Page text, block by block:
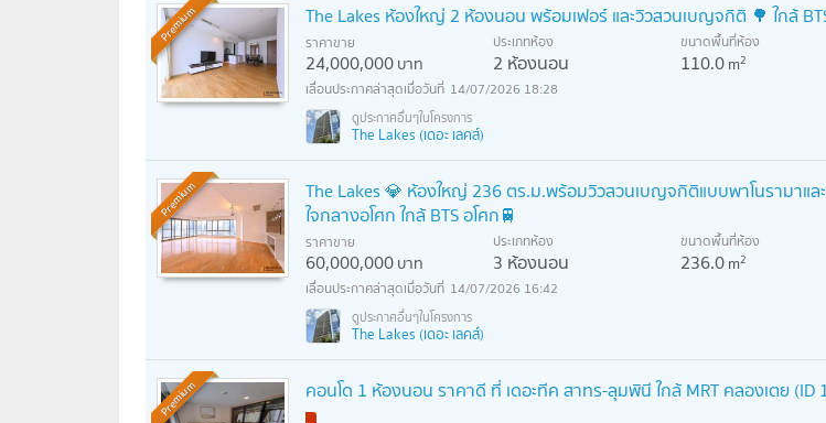
Premium The Lakes ห้องใหญ่ 2 ห้องนอน พร้อมเฟอร์ และวิวสวนเบญจกิติ 🌳 ใกล้
ราคาขาย
24,000,000บาท
ประเภทห้อง
2 ห้องนอน
ขนาดพื้นที่ห้อง
110.0m2
14/07/2026 18:28
The Lakes (เดอะ เลคส์)
Premium
The Lakes 💎 ห้องใหญ่ 236 ตร.ม.พร้อมวิวสวนเบญจกิติแบบพาโนรามาแล
ใจกลางอโศก ใกล้ BTS อโศก🚆
ราคาขาย
60,000,000บาท
ประเภทห้อง
3 ห้องนอน
ขนาดพื้นที่ห้อง
236.0m2
14/07/2026 16:42
The Lakes (เดอะ เลคส์)
Premium คอนโด 1 ห้องนอน ราคาดี ที่ เดอะทีค สาทร-ลุมพินี ใกล้ MRT คลองเตย (ID